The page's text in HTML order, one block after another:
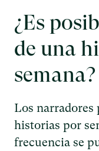
¿Es
de una
semana?
Los narradores
historias por
frecuencia se